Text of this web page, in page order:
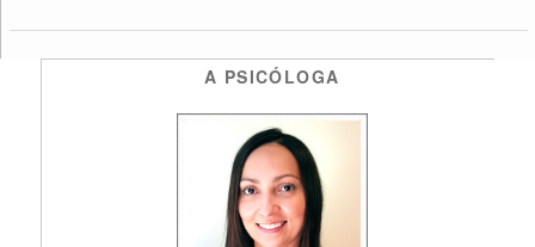
A PSICÓLOGA